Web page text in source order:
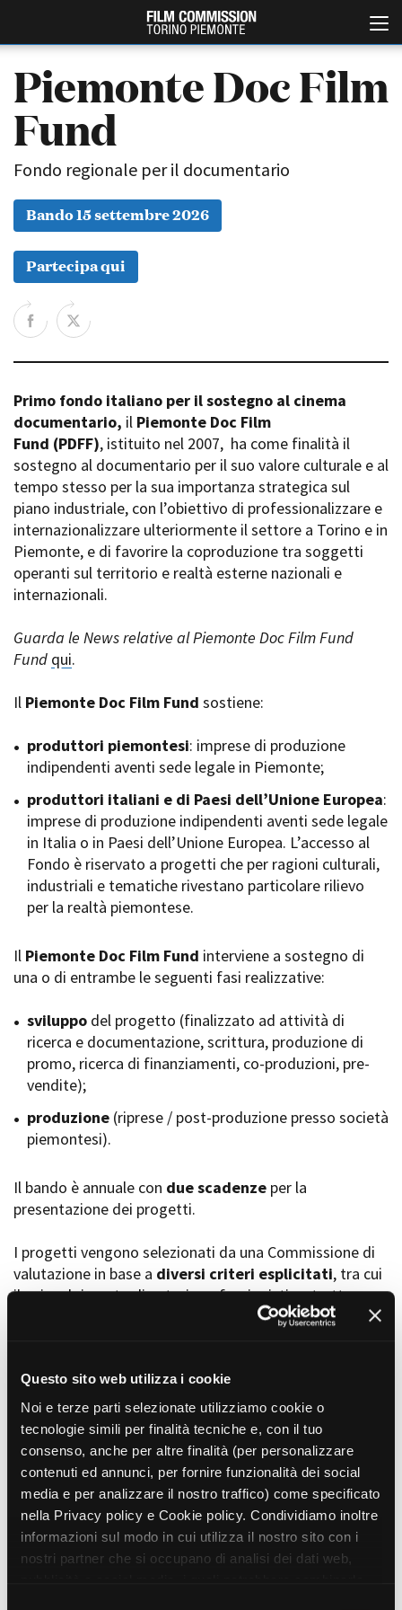
Questo sito web utilizza i cookie
Noi e terze parti selezionate utilizziamo cookie o
tecnologie simili per finalità tecniche e, con il tuo
consenso, anche per altre finalità (per personalizzare
contenuti ed annunci, per fornire funzionalità dei social
media e per analizzare il nostro traffico) come specificato
nella Privacy policy e Cookie policy. Condividiamo inoltre
informazioni sul modo in cui utilizza il nostro sito con i
nostri partner che si occupano di analisi dei dati web,
Chi siamo
Storia della Fondazione
Partner
Rete regionale
Bilancio sociale
Amministrazione
trasparente
Bandi e gare
Sostenibilità ambientale
SERVIZI
Servizi generali
Spazi nella sede FCTP
Sala Casting
Sala Paolo Tenna
Piemonte Film Tv Fund
Piemonte Film Tv
Development Fund
Piemonte Doc Film Fund
Short Film Fund
PRODUCTION GUIDE
Società di produzione
Strutture di servizio
Attrici-Attori
Beginners
LOCATION GUIDE
FILM DATABASE
BOOK DATABASE
NEWS
CASTING
Guarda che storia!
La Grazia - Immagini e
location della Torino di Paolo
Sorrentino
Open Day
Ciak in TOur!
FESTIVAL, MARKETS,
AWARDS
International Film Festival
Festival de Cannes
Locarno Film Festival
Cinematografica Venezia
Toronto International Film
Festa del Cinema di Roma
Torino Film Festival
David di Donatello
Nastri d’Argento
Premio Solinas
Location - Accedi al tuo
profilo
Newsletter
Lavora con noi
Stage - Tirocini - Scuola e
Lavoro
per affidamento lavori in
economia
Amministrazione trasparente
Bandi e gare
Whistleblowing
Piemonte Doc Film
Fund
Fondo regionale per il documentario
Bando 15 settembre 2026
Partecipa qui
Primo fondo italiano per il sostegno al cinema
documentario, il Piemonte Doc Film
Fund (PDFF), istituito nel 2007, ha come finalità il
sostegno al documentario per il suo valore culturale e al
tempo stesso per la sua importanza strategica sul
piano industriale, con l’obiettivo di professionalizzare e
internazionalizzare ulteriormente il settore a Torino e in
Piemonte, e di favorire la coproduzione tra soggetti
operanti sul territorio e realtà esterne nazionali e
internazionali.
Guarda le News relative al Piemonte Doc Film Fund
Fund qui.
Il Piemonte Doc Film Fund sostiene:
produttori piemontesi: imprese di produzione
indipendenti aventi sede legale in Piemonte;
produttori italiani e di Paesi dell’Unione Europea:
imprese di produzione indipendenti aventi sede legale
in Italia o in Paesi dell’Unione Europea. L’accesso al
Fondo è riservato a progetti che per ragioni culturali,
industriali e tematiche rivestano particolare rilievo
per la realtà piemontese.
Il Piemonte Doc Film Fund interviene a sostegno di
una o di entrambe le seguenti fasi realizzative:
sviluppo del progetto (finalizzato ad attività di
ricerca e documentazione, scrittura, produzione di
promo, ricerca di finanziamenti, co-produzioni, pre-
vendite);
produzione (riprese / post-produzione presso società
piemontesi).
Il bando è annuale con due scadenze per la
presentazione dei progetti.
I progetti vengono selezionati da una Commissione di
valutazione in base a diversi criteri esplicitati, tra cui
il coinvolgimento di autori, professionisti e strutture
torinesi e piemontesi, i co-finanziamenti e l’effettiva
diffusione attraverso molteplici canali (proiezioni in sala,
canali televisivi, homevideo, piattaforme web...).
Progetti in progress
Vedi 105 progetti in progress